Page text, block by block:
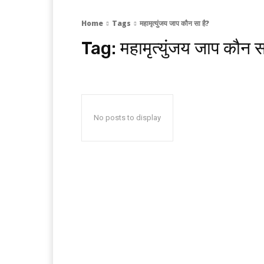
Home Tags महामृत्युंजय जाप कौन सा है?
Tag:महामृत्युंजय जाप कौन
No posts to display